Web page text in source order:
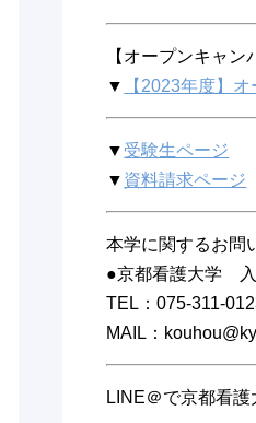
【オープンキャン
▼
【2023年度】
▼ 受験生ページ
▼ 資料請求ページ
本学に関するお問
●京都看護大学
TEL：075-311-
MAIL：
LINE＠で京都看